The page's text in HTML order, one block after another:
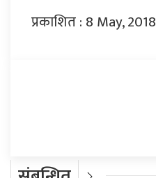
प्रकाशित : 8 May, 2018